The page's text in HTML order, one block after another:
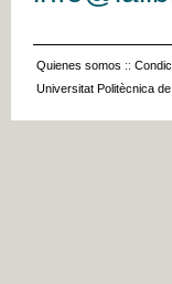
Quienes somos ::
Universitat Politècnica